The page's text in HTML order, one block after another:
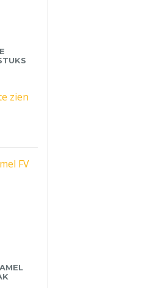
zien
Mengelmoes 150 stuks